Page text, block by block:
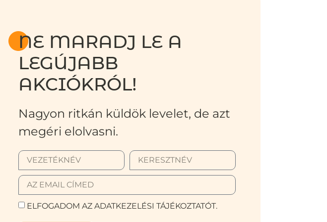
NE MARADJ LE A
LEGÚJABB
AKCIÓKRÓL!
Nagyon ritkán küldök levelet, de azt
megéri elolvasni.
ELFOGADOM AZ ADATKEZELÉSI TÁJÉKOZTATÓT.